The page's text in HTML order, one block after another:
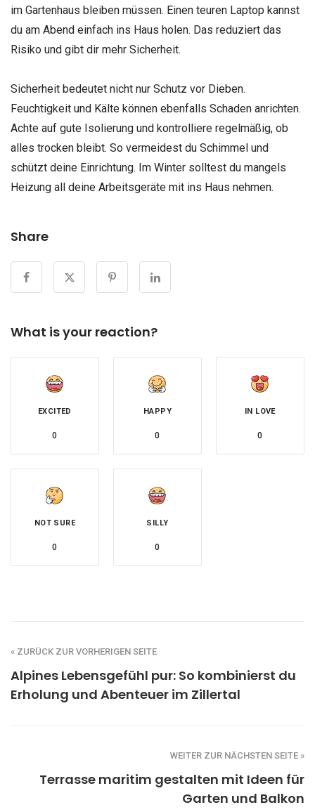
im Gartenhaus bleiben müssen. Einen teuren Laptop kannst
du am Abend einfach ins Haus holen. Das reduziert das
Risiko und gibt dir mehr Sicherheit.
Sicherheit bedeutet nicht nur Schutz vor Dieben.
Feuchtigkeit und Kälte können ebenfalls Schaden anrichten.
Achte auf gute Isolierung und kontrolliere regelmäßig, ob
alles trocken bleibt. So vermeidest du Schimmel und
schützt deine Einrichtung. Im Winter solltest du mangels
Heizung all deine Arbeitsgeräte mit ins Haus nehmen.
Share
What is your reaction?
EXCITED
0
HAPPY
0
IN LOVE
0
NOT SURE
0
SILLY
0
« ZURÜCK ZUR VORHERIGEN SEITE
Alpines Lebensgefühl pur: So kombinierst du
Erholung und Abenteuer im Zillertal
WEITER ZUR NÄCHSTEN SEITE »
Terrasse maritim gestalten mit Ideen für
Garten und Balkon